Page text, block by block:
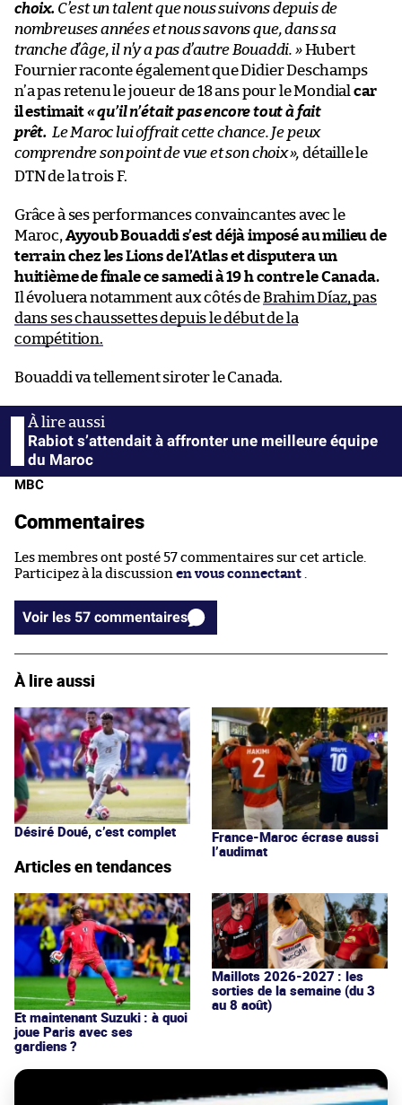
choix. C’est un talent que nous suivons depuis de
nombreuses années et nous savons que, dans sa
tranche d’âge, il n’y a pas d’autre Bouaddi. »Hubert
Fournier raconte également que Didier Deschamps
n’a pas retenu le joueur de 18 ans pour le Mondial car
il estimait« qu’il n’était pas encore tout à fait
prêt. Le Maroc lui offrait cette chance. Je peux
comprendre son point de vue et son choix»,détaille le
DTN de la trois F.
Grâce à ses performances convaincantes avec le
Maroc, Ayyoub Bouaddi s’est déjà imposé au milieu de
terrain chez les Lions de l’Atlas et disputera un
huitième de finale ce samedi à 19 h contre le Canada.
Il évoluera notamment aux côtés deBrahim Díaz, pas
dans ses chaussettes depuis le début de la
compétition.
Bouaddi va tellement siroter le Canada.
Rabiot s’attendait à affronter une meilleure équipe
du Maroc
MBC
Commentaires
Les membres ont posté 57 commentaires sur cet article.
Participez à la discussion en vous connectant
Voir les 57 commentaires
À lire aussi
Désiré Doué, c’est complet
France-Maroc écrase aussi
l’audimat
Articles en tendances
Et maintenant Suzuki : à quoi
joue Paris avec ses
gardiens ?
Maillots 2026-2027 : les
sorties de la semaine (du 3
au 8 août)